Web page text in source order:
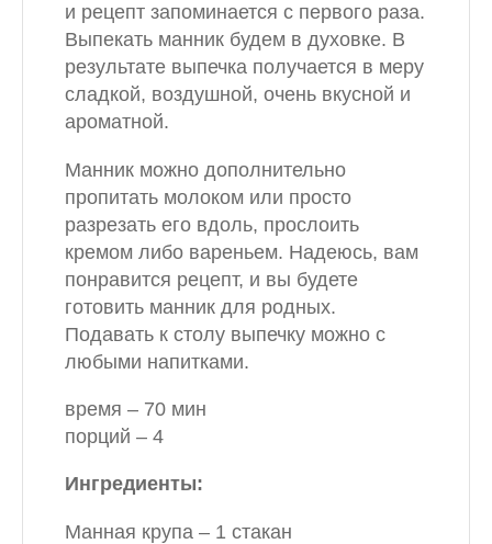
и рецепт запоминается с первого раза.
Выпекать манник будем в духовке. В
результате выпечка получается в меру
сладкой, воздушной, очень вкусной и
ароматной.
Манник можно дополнительно
пропитать молоком или просто
разрезать его вдоль, прослоить
кремом либо вареньем. Надеюсь, вам
понравится рецепт, и вы будете
готовить манник для родных.
Подавать к столу выпечку можно с
любыми напитками.
время – 70 мин
порций – 4
Ингредиенты:
Манная крупа – 1 стакан